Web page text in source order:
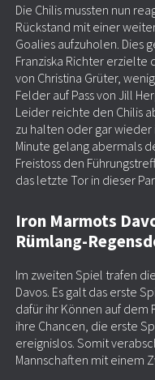
Die Chilis mussten nun
Rückstand mit einer
Goalies aufzuholen. Dies
Franziska Richter erzielte
von Christina Grüter,
Felder auf Pass von Jill
Leider reichte den Chilis
zu halten oder gar wieder
Minute gelang abermals
Freistoss den
das letzte Tor in dieser
Iron Marmots
Rümlang-
Im zweiten Spiel trafen
Davos. Es galt das erste
dafür ihr Können auf dem
ihre Chancen, die erste
ereignislos. Somit
Mannschaften mit einem